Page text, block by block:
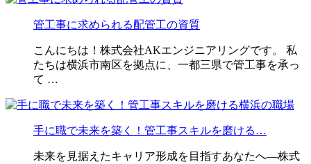
管工事に求められる配管工の資質
こんにちは！株式会社AKエンジニアリングです。 私
たちは横浜市南区を拠点に、一都三県で管工事を承っ
て …
手に職で未来を築く！管工事スキルを磨ける…
未来を見据えたキャリア形成を目指すあなたへ―株式